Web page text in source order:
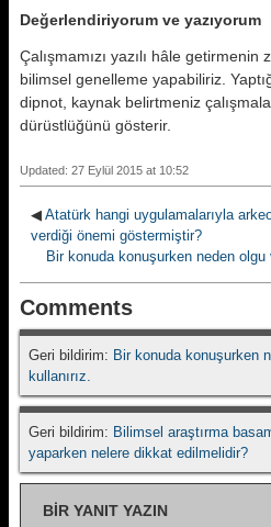
Değerlendiriyorum ve yazıyorum
Çalışmamızı yazılı hâle getirmenin
bilimsel genelleme yapabiliriz.
dipnot, kaynak belirtmeniz
dürüstlüğünü gösterir.
Updated: 27 Eylül 2015 at 10:52
◀ Atatürk hangi uygulamalarıyla
verdiği önemi göstermiştir?
Bir konuda konuşurken neden olgu
Comments
Geri bildirim: Bir konuda konuşurken
kullanırız.
Geri bildirim: Bilimsel araştırma
yaparken nelere dikkat edilmelidir?
BIR YANIT YAZIN